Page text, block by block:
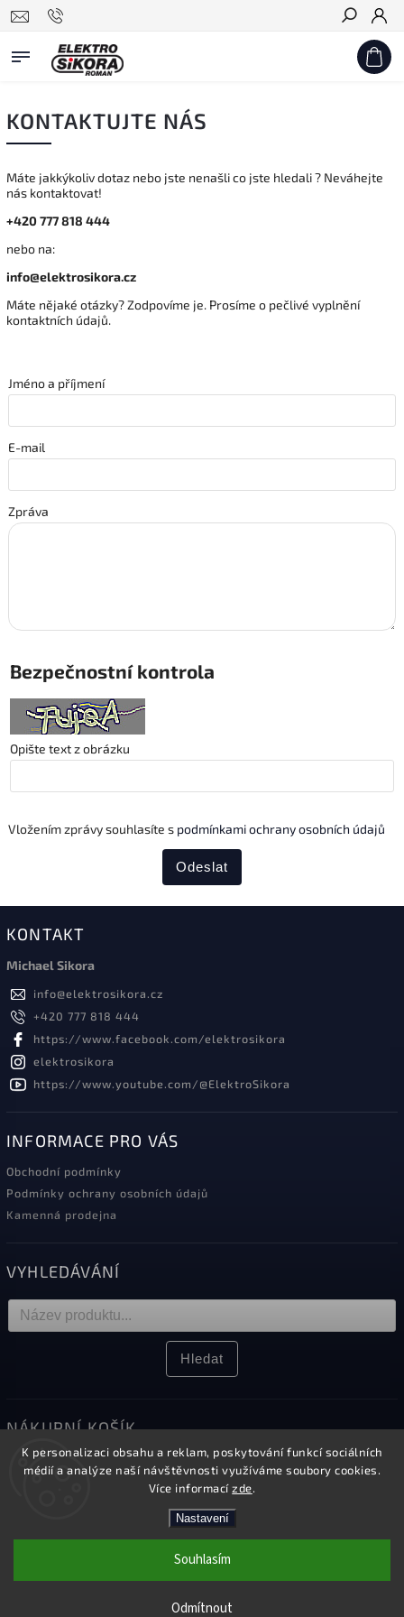
K personalizaci obsahu a reklam, poskytování funkcí sociálních
médií a analýze naší návštěvnosti využíváme soubory cookies.
Více informacízde.
Nastavení
Odmítnout
Souhlasím
Kamenná prodejna v Českém Těšíně
Hledat
KONTAKTUJTE NÁS
Máte jakkýkoliv dotaz nebo jste nenašli co jste hledali ? Neváhejte
nás kontaktovat!
+420 777 818 444
nebo na:
info@elektrosikora.cz
Máte nějaké otázky? Zodpovíme je. Prosíme o pečlivé vyplnění
kontaktních údajů.
Jméno a příjmení
E-mail
Zpráva
Bezpečnostní kontrola
Opište text z obrázku
Vložením zprávy souhlasíte s podmínkami ochrany osobních údajů
Odeslat
KONTAKT
Michael Sikora
info@elektrosikora.cz
+420 777 818 444
https://www.facebook.com/elektrosikora
elektrosikora
https://www.youtube.com/@ElektroSikora
INFORMACE PRO VÁS
Obchodní podmínky
Podmínky ochrany osobních údajů
Kamenná prodejna
VYHLEDÁVÁNÍ
Hledat
NÁKUPNÍ KOŠÍK
0ks /0 Kč
Copyright 2026Elektro Sikora. Všechna práva vyhrazena.
Upravit nastavení cookies